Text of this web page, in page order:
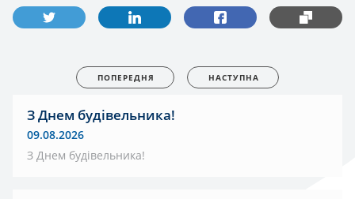
ПОПЕРЕДНЯ НАСТУПНА
З Днем будівельника!
09.08.2026
З Днем будівельника!